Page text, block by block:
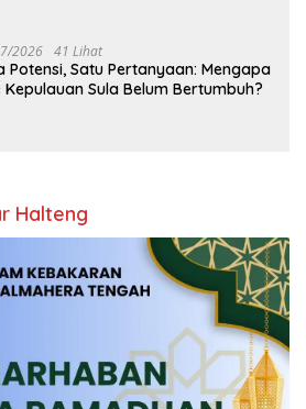
2026 41 Lihat
Potensi, Satu Pertanyaan: Mengapa
Kepulauan Sula Belum Bertumbuh?
Halteng